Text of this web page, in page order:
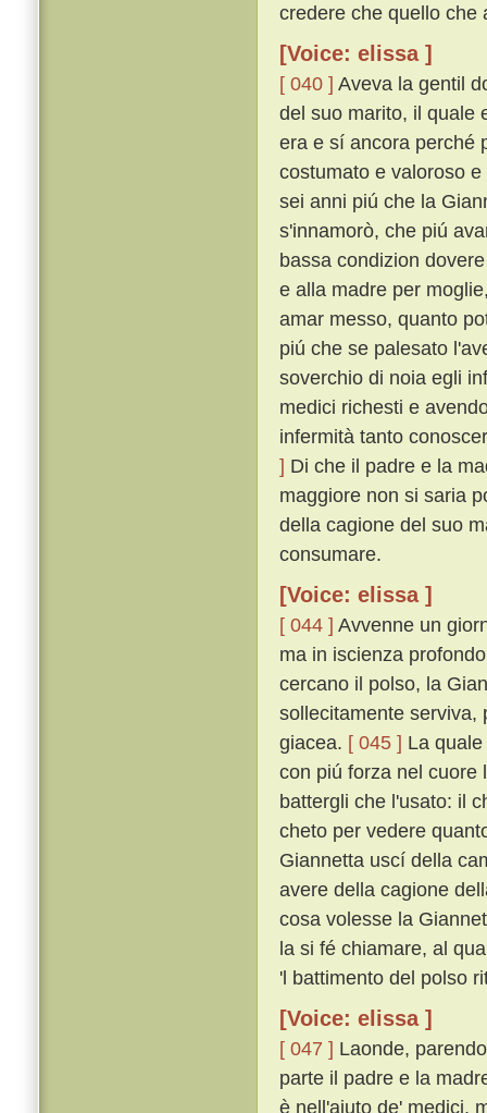
credere che quello che
[Voice: elissa ]
[ 040 ] Aveva la gentil
del suo marito, il quale
era e sí ancora perché
costumato e valoroso
sei anni piú che la
s'innamorò, che piú
bassa condizion
e alla madre per
amar messo, quanto
piú che se palesato
soverchio di noia egli
medici richesti e
infermità tanto
] Di che il padre e la
maggiore non si saria
della cagione del suo
consumare.
[Voice: elissa ]
[ 044 ] Avvenne un
ma in iscienza
cercano il polso, la
sollecitamente serviva,
giacea. [ 045 ] La
con piú forza nel cuore
battergli che l'usato: il
cheto per vedere
Giannetta uscí della
avere della cagione
cosa volesse la
la si fé chiamare, al
'l battimento del polso
[Voice: elissa ]
[ 047 ] Laonde,
parte il padre e la
è nell'aiuto de' medici,